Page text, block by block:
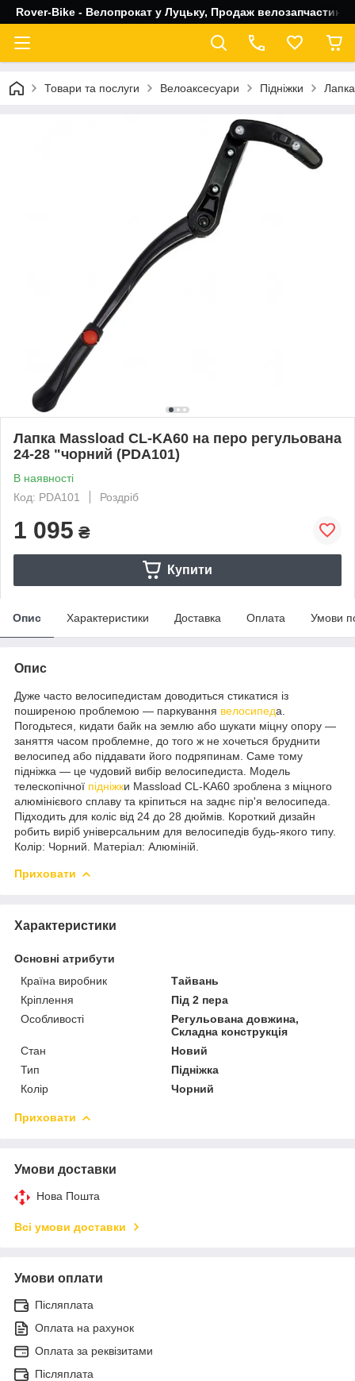
Rover-Bike - Велопрокат у Луцьку, Продаж велозапчастин,
Товари та послуги Велоаксесуари Підніжки
Лапка Massload CL-KA60 на перо регульована
24-28 "чорний (PDA101)
В наявності
Код: PDA101
Роздріб
1 095 ₴
Купити
Опис Характеристики Доставка Оплата Умови
Опис
Дуже часто велосипедистам доводиться стикатися із
поширеною проблемою — паркування велосипеда.
Погодьтеся, кидати байк на землю або шукати міцну опору —
заняття часом проблемне, до того ж не хочеться бруднити
велосипед або піддавати його подряпинам. Саме тому
підніжка — це чудовий вибір велосипедиста. Модель
телескопічної підніжки Massload CL-KA60 зроблена з міцного
алюмінієвого сплаву та кріпиться на заднє пір'я велосипеда.
Підходить для коліс від 24 до 28 дюймів. Короткий дизайн
робить виріб універсальним для велосипедів будь-якого типу.
Колір: Чорний. Матеріал: Алюміній.
Приховати
Характеристики
Основні атрибути
Країна виробник
Тайвань
Кріплення
Під 2 пера
Особливості
Регульована довжина,
Складна конструкція
Стан
Новий
Тип
Підніжка
Колір
Чорний
Приховати
Умови доставки
Нова Пошта
Всі умови доставки
Умови оплати
Післяплата
Оплата на рахунок
Оплата за реквізитами
Післяплата